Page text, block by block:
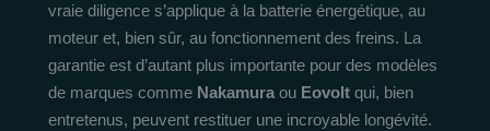
vraie diligence s’applique à la batterie énergétique, au
moteur et, bien sûr, au fonctionnement des freins. La
garantie est d’autant plus importante pour des modèles
de marques comme Nakamuraou Eovolt qui, bien
entretenus, peuvent restituer une incroyable longévité.